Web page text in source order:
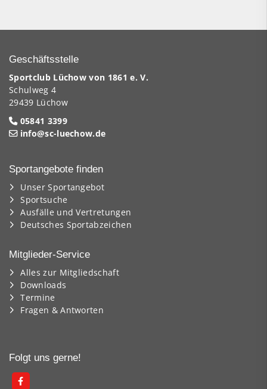
Geschäftsstelle
Sportclub Lüchow von 1861 e. V.
Schulweg 4
29439 Lüchow
05841 3399
info@sc-luechow.de
Sportangebote finden
Unser Sportangebot
Sportsuche
Ausfälle und Vertretungen
Deutsches Sportabzeichen
Mitglieder-Service
Alles zur Mitgliedschaft
Downloads
Termine
Fragen & Antworten
Folgt uns gerne!